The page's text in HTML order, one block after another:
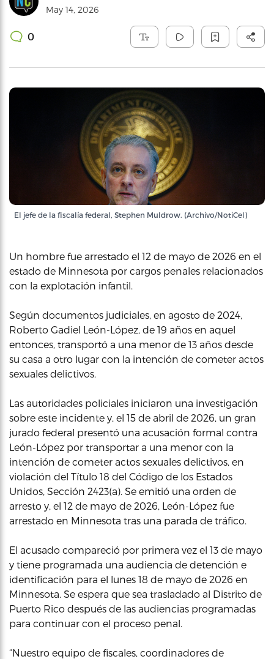
May 14, 2026
0
El jefe de la fiscalía federal, Stephen Muldrow. (Archivo/NotiCel)
Un hombre fue arrestado el 12 de mayo de 2026 en el
estado de Minnesota por cargos penales relacionados
con la explotación infantil.
Según documentos judiciales, en agosto de 2024,
Roberto Gadiel León-López, de 19 años en aquel
entonces, transportó a una menor de 13 años desde
su casa a otro lugar con la intención de cometer actos
sexuales delictivos.
Las autoridades policiales iniciaron una investigación
sobre este incidente y, el 15 de abril de 2026, un gran
jurado federal presentó una acusación formal contra
León-López por transportar a una menor con la
intención de cometer actos sexuales delictivos, en
violación del Título 18 del Código de los Estados
Unidos, Sección 2423(a). Se emitió una orden de
arresto y, el 12 de mayo de 2026, León-López fue
arrestado en Minnesota tras una parada de tráfico.
El acusado compareció por primera vez el 13 de mayo
y tiene programada una audiencia de detención e
identificación para el lunes 18 de mayo de 2026 en
Minnesota. Se espera que sea trasladado al Distrito de
Puerto Rico después de las audiencias programadas
para continuar con el proceso penal.
“Nuestro equipo de fiscales, coordinadores de